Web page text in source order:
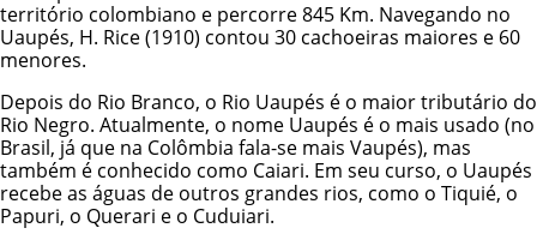
território colombiano e percorre 845 Km. Navegando no
Uaupés, H. Rice (1910) contou 30 cachoeiras maiores e 60
menores.
Depois do Rio Branco, o Rio Uaupés é o maior tributário do
Rio Negro. Atualmente, o nome Uaupés é o mais usado (no
Brasil, já que na Colômbia fala-se mais Vaupés), mas
também é conhecido como Caiari. Em seu curso, o Uaupés
recebe as águas de outros grandes rios, como o Tiquié, o
Papuri, o Querari e o Cuduiari.